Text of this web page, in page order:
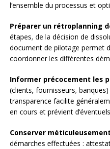
l’ensemble du processus et
Préparer un rétroplanning
étapes, de la décision de
document de pilotage permet
coordonner les différentes
Informer précocement les
(clients, fournisseurs,
transparence facilite
en cours et prévient
Conserver
démarches effectuées :